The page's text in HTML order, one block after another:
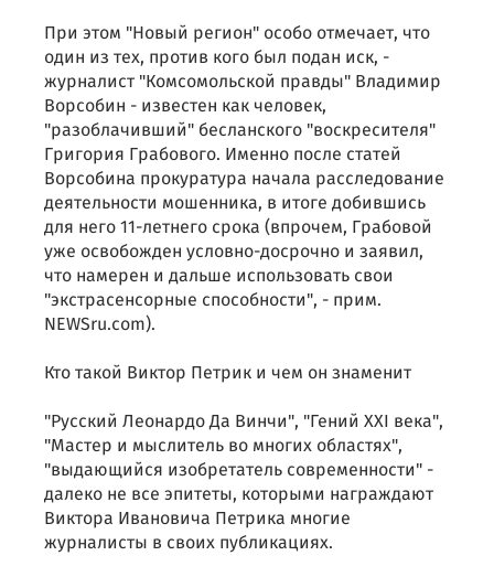
При этом "Новый регион" особо отмечает, что
один из тех, против кого был подан иск, -
журналист "Комсомольской правды" Владимир
Ворсобин - известен как человек,
"разоблачивший" бесланского "воскресителя"
Григория Грабового. Именно после статей
Ворсобина прокуратура начала расследование
деятельности мошенника, в итоге добившись
для него 11-летнего срока (впрочем, Грабовой
уже освобожден условно-досрочно и заявил,
что намерен и дальше использовать свои
"экстрасенсорные способности", - прим.
NEWSru.com).
Кто такой Виктор Петрик и чем он знаменит
"Русский Леонардо Да Винчи", "Гений XXI века",
"Мастер и мыслитель во многих областях",
"выдающийся изобретатель современности" -
далеко не все эпитеты, которыми награждают
Виктора Ивановича Петрика многие
журналисты в своих публикациях.